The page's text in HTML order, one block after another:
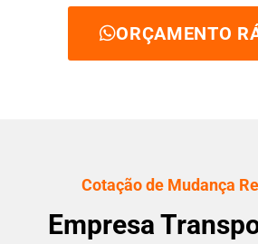
ORÇAMENTO
Cotação de Mudança
Empresa